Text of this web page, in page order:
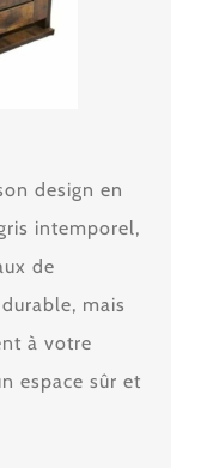
design en
intemporel,
de
mais
à votre
espace sûr et